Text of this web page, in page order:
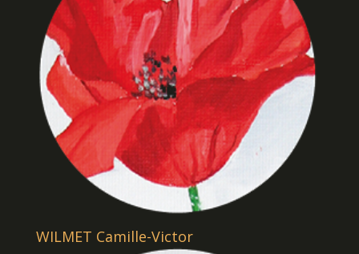
WILMET Camille-Victor